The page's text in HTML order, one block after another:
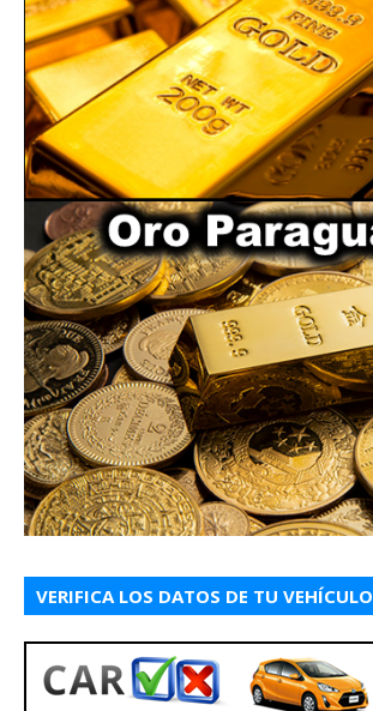
VERIFICA LOS DATOS DE TU VEHÍCULO